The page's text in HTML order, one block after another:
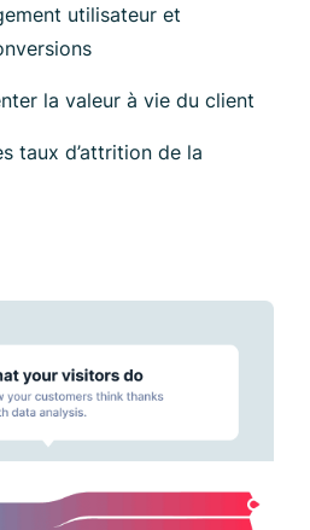
utilisateur et
la valeur à vie du client
taux d’attrition de la